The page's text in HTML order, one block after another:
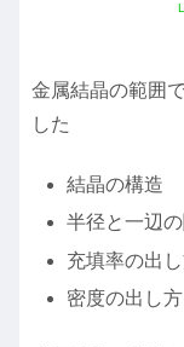
金属結晶の範囲
した
結晶の構造
半径と一辺
充填率の出
密度の出し方